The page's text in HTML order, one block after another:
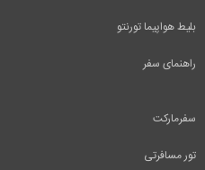
بلیط هواپیما تورنتو
راهنمای سفر
سفرمارکت
تور مسافرتی